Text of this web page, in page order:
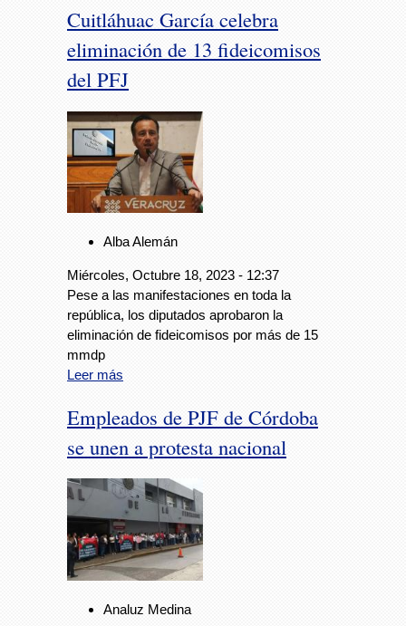
Cuitláhuac García celebra
eliminación de 13 fideicomisos
del PFJ
Alba Alemán
Miércoles, Octubre 18, 2023 - 12:37
Pese a las manifestaciones en toda la
república, los diputados aprobaron la
eliminación de fideicomisos por más de 15
mmdp
Leer más
Empleados de PJF de Córdoba
se unen a protesta nacional
Analuz Medina